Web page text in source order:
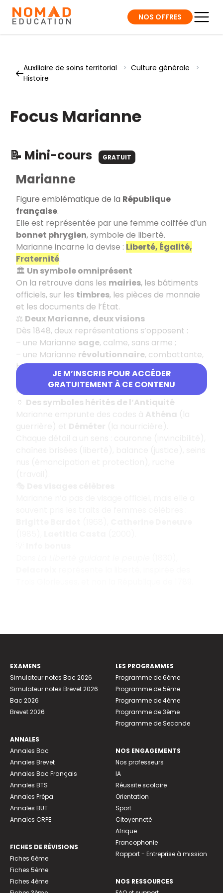
NOS OFFRES
Auxiliaire de soins territorial > Culture générale
>
Histoire
Focus Marianne
📝 Mini-cours GRATUIT
JE M’INSCRIS POUR ACCÉDER
GRATUITEMENT À CE CONTENU
Marianne
Figure emblématique de la République
française.
Elle est représentée par une femme coiffée d’un
bonnet phrygien, symbole de liberté.
Marianne incarne la devise : Liberté, Égalité,
Fraternité.
🏛️ Un symbole omniprésent
On la retrouve dans les mairies, les bâtiments
officiels, sur les timbres, les pièces de monnaie
et les documents de l’État.
⚖️ Deux Marianne, deux visions
Dès 1848, deux représentations s’opposent :
– une Marianne sage, calme, sans arme ;
– une Marianne révolutionnaire, combattante,
bonnet phrygien et poitrine découverte.
Troisième République, la version
révolutionnaire s’impose.
🏺 Des symboles hérités de l’Antiquité
Marianne emprunte des codes à Athéna (la
EXAMENS
Simulateur notes Bac 2026
Simulateur notes Brevet 2026
Bac 2026
Brevet 2026
ANNALES
Annales Bac
Annales Brevet
Annales Bac Français
Annales BTS
Annales Prépa
Annales BUT
Annales CRPE
FICHES DE RÉVISIONS
Fiches 6ème
Fiches 5ème
Fiches 4ème
LES PROGRAMMES
Programme de 6ème
Programme de 5ème
Programme de 4ème
Programme de 3ème
Programme de Seconde
NOS ENGAGEMENTS
Nos professeurs
IA
Réussite scolaire
Orientation
Sport
Citoyenneté
Afrique
Francophonie
Rapport - Entreprise à mission
NOS RESSOURCES